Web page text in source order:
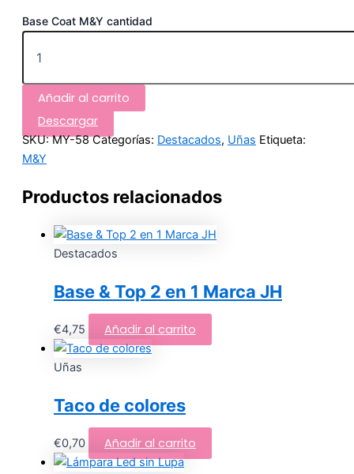
Base Coat M&Y cantidad
Añadir al carrito
Descargar
SKU:MY-58 Categorías: Destacados, Uñas Etiqueta:
M&Y
Productos relacionados
Destacados
Base & Top 2 en 1 Marca JH
€4,75 Añadir al carrito
Uñas
Taco de colores
€0,70 Añadir al carrito